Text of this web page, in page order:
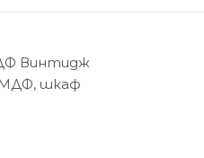
Винтидж
МДФ, шкаф